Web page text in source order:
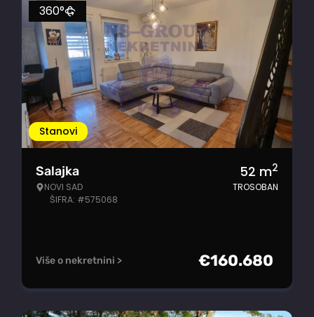
Stanovi
360°
Salajka
NOVI SAD
ŠIFRA: #575068
52 m2
TROSOBAN
Više o nekretnini > €160.680